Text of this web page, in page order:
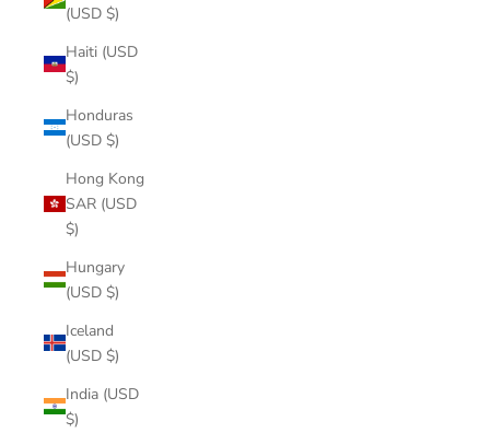
(USD $)
Haiti (USD
$)
Honduras
(USD $)
Hong Kong
SAR (USD
$)
Hungary
(USD $)
Iceland
(USD $)
India (USD
$)